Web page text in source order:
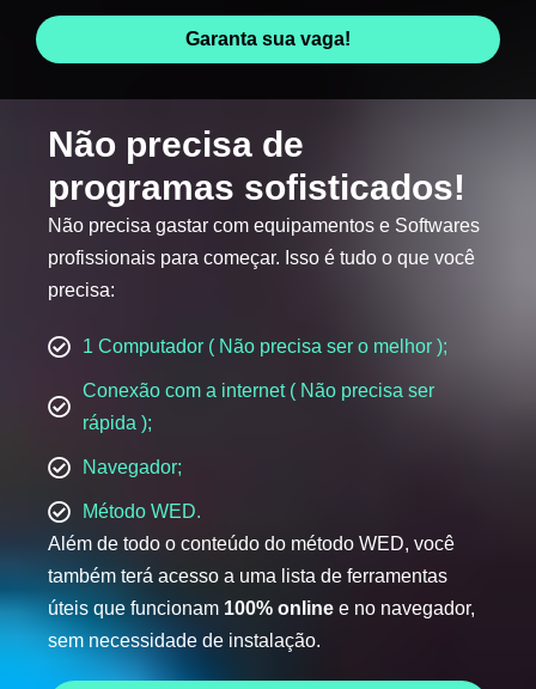
Garanta sua vaga!
Não precisa de
programas sofisticados!
Não precisa gastar com equipamentos e Softwares
profissionais para começar. Isso é tudo o que você
precisa:
1 Computador ( Não precisa ser o melhor );
Conexão com a internet ( Não precisa ser
rápida );
Navegador;
Método WED.
Além de todo o conteúdo do método WED, você
também terá acesso a uma lista de ferramentas
úteis que funcionam 100% online e no navegador,
sem necessidade de instalação.